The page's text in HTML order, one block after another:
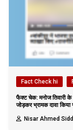
Fact Check hi
फैक्ट चेक: मनोज तिवारी के
जोड़कर भ्रामक दावा किया
Nisar Ahmed